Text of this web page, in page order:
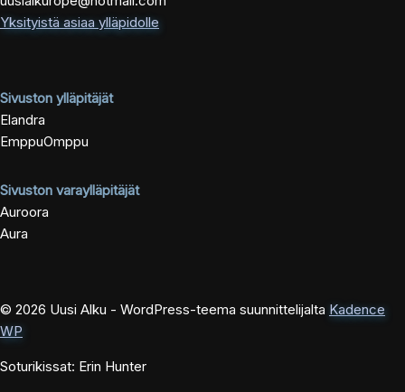
Yksityistä asiaa ylläpidolle
Sivuston ylläpitäjät
Elandra
EmppuOmppu
Sivuston varaylläpitäjät
Auroora
Aura
© 2026 Uusi Alku - WordPress-teema suunnittelijalta Kadence
WP
Soturikissat: Erin Hunter